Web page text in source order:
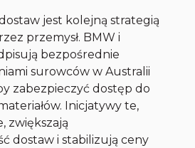
jest kolejną strategią
przemysł. BMW i
bezpośrednie
surowców w Australii
zabezpieczyć dostęp do
Inicjatywy te,
zwiększają
dostaw i stabilizują ceny